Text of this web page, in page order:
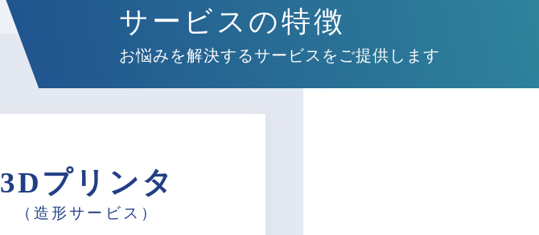
サービスの特徴
お悩みを解決するサービスをご提供します
3Dプリンタ
（造形サービス）